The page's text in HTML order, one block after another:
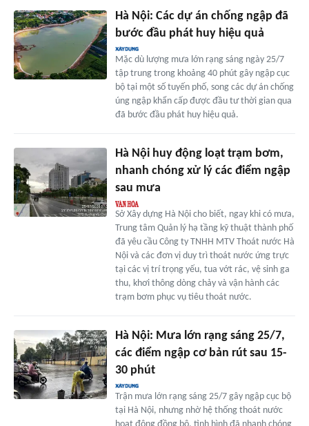
Hà Nội: Các dự án chống ngập đã
bước đầu phát huy hiệu quả
Mặc dù lượng mưa lớn rạng sáng ngày 25/7
tập trung trong khoảng 40 phút gây ngập cục
bộ tại một số tuyến phố, song các dự án chống
úng ngập khẩn cấp được đầu tư thời gian qua
đã bước đầu phát huy hiệu quả.
Hà Nội huy động loạt trạm bơm,
nhanh chóng xử lý các điểm ngập
sau mưa
Sở Xây dựng Hà Nội cho biết, ngay khi có mưa,
Trung tâm Quản lý hạ tầng kỹ thuật thành phố
đã yêu cầu Công ty TNHH MTV Thoát nước Hà
Nội và các đơn vị duy trì thoát nước ứng trực
tại các vị trí trọng yếu, tua vớt rác, vệ sinh ga
thu, khơi thông dòng chảy và vận hành các
trạm bơm phục vụ tiêu thoát nước.
Hà Nội: Mưa lớn rạng sáng 25/7,
các điểm ngập cơ bản rút sau 15-
30 phút
Trận mưa lớn rạng sáng 25/7 gây ngập cục bộ
tại Hà Nội, nhưng nhờ hệ thống thoát nước
hoạt động đồng bộ, tình hình đã nhanh chóng